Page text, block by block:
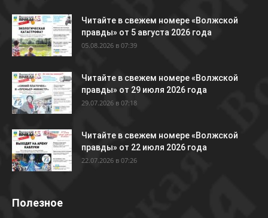
Читайте в свежем номере «Волжской
правды» от 5 августа 2026 года
05.08.2026 в 07:39
Читайте в свежем номере «Волжской
правды» от 29 июля 2026 года
29.07.2026 в 07:18
Читайте в свежем номере «Волжской
правды» от 22 июля 2026 года
22.07.2026 в 07:26
Полезное